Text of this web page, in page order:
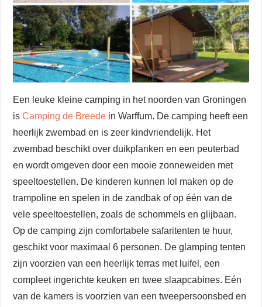
Een leuke kleine camping in het noorden van Groningen
isCamping de Breede in Warffum. De camping heeft een
heerlijk zwembad en is zeer kindvriendelijk. Het
zwembad beschikt over duikplanken en een peuterbad
en wordt omgeven door een mooie zonneweiden met
speeltoestellen. De kinderen kunnen lol maken op de
trampoline en spelen in de zandbak of op één van de
vele speeltoestellen, zoals de schommels en glijbaan.
Op de camping zijn comfortabele safaritenten te huur,
geschikt voor maximaal 6 personen. De glamping tenten
zijn voorzien van een heerlijk terras met luifel, een
compleet ingerichte keuken en twee slaapcabines. Eén
van de kamers is voorzien van een tweepersoonsbed en